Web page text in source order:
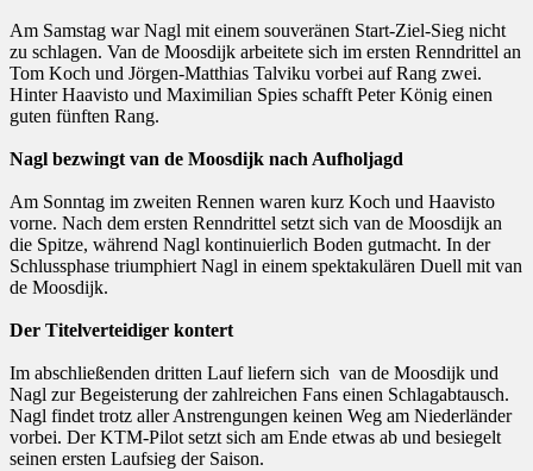
Am Samstag war Nagl mit einem souveränen Start-Ziel-Sieg nicht
zu schlagen. Van de Moosdijk arbeitete sich im ersten Renndrittel an
Tom Koch und Jörgen-Matthias Talviku vorbei auf Rang zwei.
Hinter Haavisto und Maximilian Spies schafft Peter König einen
guten fünften Rang.
Nagl bezwingt van de Moosdijk nach Aufholjagd
Am Sonntag im zweiten Rennen waren kurz Koch und Haavisto
vorne. Nach dem ersten Renndrittel setzt sich van de Moosdijk an
die Spitze, während Nagl kontinuierlich Boden gutmacht. In der
Schlussphase triumphiert Nagl in einem spektakulären Duell mit van
de Moosdijk.
Der Titelverteidiger kontert
Im abschließenden dritten Lauf liefern sich van de Moosdijk und
Nagl zur Begeisterung der zahlreichen Fans einen Schlagabtausch.
Nagl findet trotz aller Anstrengungen keinen Weg am Niederländer
vorbei. Der KTM-Pilot setzt sich am Ende etwas ab und besiegelt
seinen ersten Laufsieg der Saison.